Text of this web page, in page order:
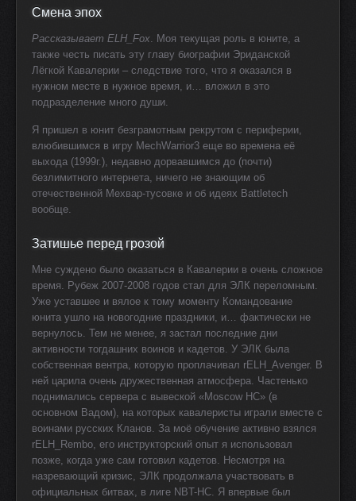
Смена эпох
Рассказывает ELH_Fox. Моя текущая роль в юните, а
также честь писать эту главу биографии Эриданской
Лёгкой Кавалерии – следствие того, что я оказался в
нужном месте в нужное время, и… вложил в это
подразделение много души.
Я пришел в юнит безграмотным рекрутом с периферии,
влюбившимся в игру MechWarrior3 еще во времена её
выхода (1999г.), недавно дорвавшимся до (почти)
безлимитного интернета, ничего не знающим об
отечественной Мехвар-тусовке и об идеях Battletech
вообще.
Затишье перед грозой
Мне суждено было оказаться в Кавалерии в очень сложное
время. Рубеж 2007-2008 годов стал для ЭЛК переломным.
Уже уставшее и вялое к тому моменту Командование
юнита ушло на новогодние праздники, и… фактически не
вернулось. Тем не менее, я застал последние дни
активности тогдашних воинов и кадетов. У ЭЛК была
собственная вентра, которую проплачивал rELH_Avenger. В
ней царила очень дружественная атмосфера. Частенько
поднимались сервера с вывеской «Moscow HC» (в
основном Вадом), на которых кавалеристы играли вместе с
воинами русских Кланов. За моё обучение активно взялся
rELH_Rembo, его инструкторский опыт я использовал
позже, когда уже сам готовил кадетов. Несмотря на
назревающий кризис, ЭЛК продолжала участвовать в
официальных битвах, в лиге NBT-HC. Я впервые был